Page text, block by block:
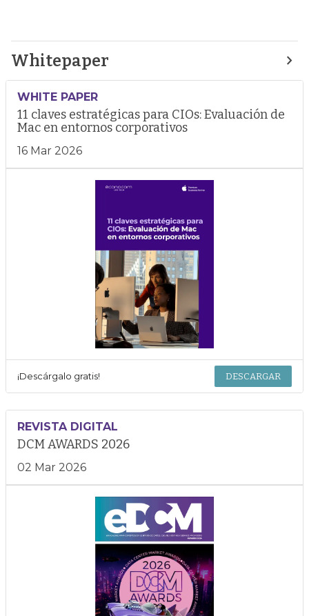
Whitepaper
WHITE PAPER
11 claves estratégicas para CIOs: Evaluación de
Mac en entornos corporativos
16 Mar 2026
¡Descárgalo gratis! DESCARGAR
REVISTA DIGITAL
DCM AWARDS 2026
02 Mar 2026